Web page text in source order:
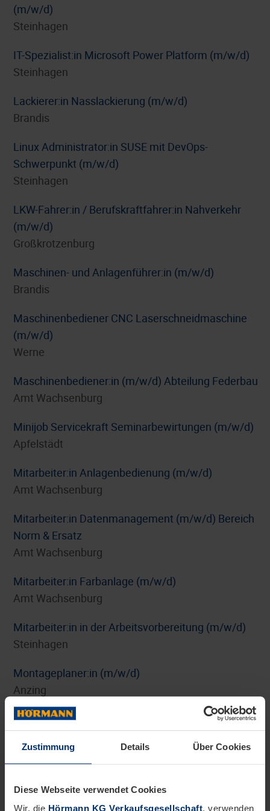
Zustimmung Details Über Cookies
Diese Webseite verwendet Cookies
Wir, die Hörmann KG Verkaufsgesellschaft, verwenden
(m/w/d)
Steinhagen
IT-Spezialist:in Microsoft Power Platform (m/w/d)
Steinhagen
Lackierer:in Nasslackierung (m/w/d)
Brandis
Linux Administrator:in SUSE mit DevOps-
Schwerpunkt (m/w/d)
Steinhagen
LKW-Fahrer:in / Berufskraftfahrer:in Nahverkehr
(m/w/d)
Großkrotzenburg
Maschinen- und Anlagenführer:in (m/w/d)
Brandis
Maschinenbediener CNC Laserschneidmaschine
(m/w/d)
Werne
Maschinenbediener:in (m/w/d) Abteilung Federbau
Amt Wachsenburg
Minijob Servicekraft Seminarbewirtungen (m/w/d)
Apfelstädt
Mitarbeiter:in Anlagenbedienung (m/w/d)
Amt Wachsenburg
Mitarbeiter:in Datenmanagement (m/w/d) Bereich
Norm & Ersatz
Amt Wachsenburg
Mitarbeiter:in Farbanlage (m/w/d)
Amt Wachsenburg
Mitarbeiter:in in der Arbeitsvorbereitung (m/w/d)
Steinhagen
Montageplaner:in (m/w/d)
Anzing
Personalreferent:in Benefits und HR-Marketing
(m/w/d)
Steinhagen